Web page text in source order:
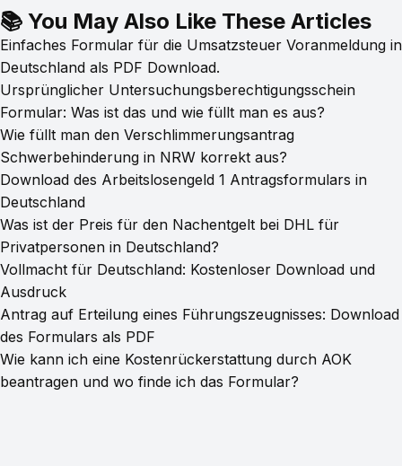
📚 You May Also Like These Articles
Einfaches Formular für die Umsatzsteuer Voranmeldung in
Deutschland als PDF Download.
Ursprünglicher Untersuchungsberechtigungsschein
Formular: Was ist das und wie füllt man es aus?
Wie füllt man den Verschlimmerungsantrag
Schwerbehinderung in NRW korrekt aus?
Download des Arbeitslosengeld 1 Antragsformulars in
Deutschland
Was ist der Preis für den Nachentgelt bei DHL für
Privatpersonen in Deutschland?
Vollmacht für Deutschland: Kostenloser Download und
Ausdruck
Antrag auf Erteilung eines Führungszeugnisses: Download
des Formulars als PDF
Wie kann ich eine Kostenrückerstattung durch AOK
beantragen und wo finde ich das Formular?